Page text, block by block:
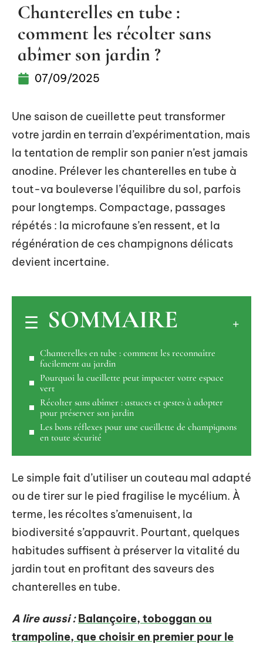
Chanterelles en tube :
comment les récolter sans
abîmer son jardin ?
07/09/2025
Une saison de cueillette peut transformer
votre jardin en terrain d’expérimentation, mais
la tentation de remplir son panier n’est jamais
anodine. Prélever les chanterelles en tube à
tout-va bouleverse l’équilibre du sol, parfois
pour longtemps. Compactage, passages
répétés : la microfaune s’en ressent, et la
régénération de ces champignons délicats
devient incertaine.
SOMMAIRE
Chanterelles en tube : comment les reconnaître
facilement au jardin
Pourquoi la cueillette peut impacter votre espace
vert
Récolter sans abîmer : astuces et gestes à adopter
pour préserver son jardin
Les bons réflexes pour une cueillette de champignons
en toute sécurité
Le simple fait d’utiliser un couteau mal adapté
ou de tirer sur le pied fragilise le mycélium. À
terme, les récoltes s’amenuisent, la
biodiversité s’appauvrit. Pourtant, quelques
habitudes suffisent à préserver la vitalité du
jardin tout en profitant des saveurs des
chanterelles en tube.
A lire aussi : Balançoire, toboggan ou
trampoline, que choisir en premier pour le